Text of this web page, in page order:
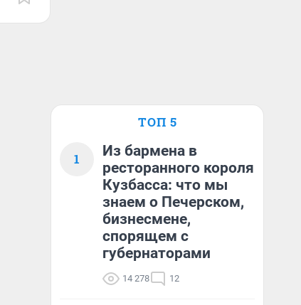
ТОП 5
1
Из бармена в
ресторанного короля
Кузбасса: что мы
знаем о Печерском,
бизнесмене,
спорящем с
губернаторами
14 278 12